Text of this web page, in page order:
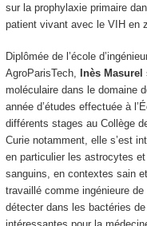
sur la prophylaxie primaire
patient vivant avec le VIH en
Diplômée de l’école
AgroParisTech, Inès Masurel
moléculaire dans le domaine
année d’études effectuée à
différents stages au Collège
Curie notamment, elle s’est
en particulier les astrocytes
sanguins, en contextes sain
travaillé comme ingénieure
détecter dans les bactéries